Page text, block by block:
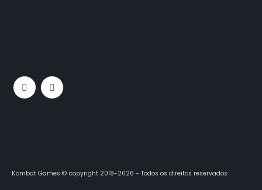
Kombat Games © copyright 2018-2026 - Todos os direitos reservados